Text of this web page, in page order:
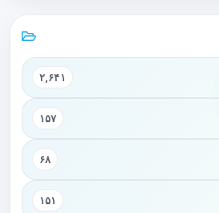
۲,۶۴۱
۱۵۷
۶۸
۱۵۱